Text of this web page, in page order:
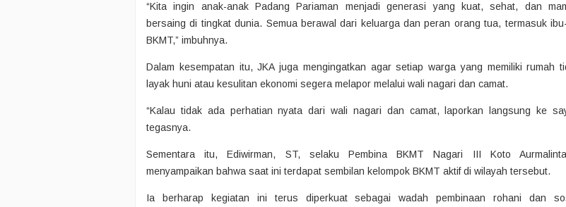
“Kita ingin anak-anak Padang Pariaman menjadi generasi yang kuat, sehat, dan
bersaing di tingkat dunia. Semua berawal dari keluarga dan peran orang tua, termasuk
BKMT,” imbuhnya.
Dalam kesempatan itu, JKA juga mengingatkan agar setiap warga yang memiliki rumah
layak huni atau kesulitan ekonomi segera melapor melalui wali nagari dan camat.
“Kalau tidak ada perhatian nyata dari wali nagari dan camat, laporkan langsung ke
tegasnya.
Sementara itu, Ediwirman, ST, selaku Pembina BKMT Nagari III Koto
menyampaikan bahwa saat ini terdapat sembilan kelompok BKMT aktif di wilayah tersebut.
Ia berharap kegiatan ini terus diperkuat sebagai wadah pembinaan rohani dan